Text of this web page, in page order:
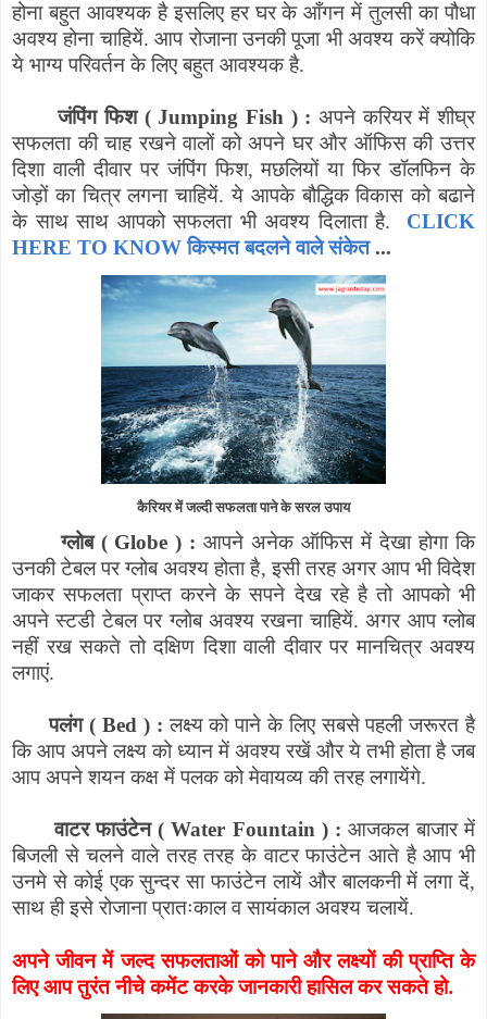
होना बहुत आवश्यक है इसलिए हर घर के आँगन में तुलसी का पौधा
अवश्य होना चाहियें. आप रोजाना उनकी पूजा भी अवश्य करें क्योकि
ये भाग्य परिवर्तन के लिए बहुत आवश्यक है.
जंपिंग फिश (Jumping Fish ) : अपने करियर में शीघ्र
सफलता की चाह रखने वालों को अपने घर और ऑफिस की उत्तर
दिशा वाली दीवार पर जंपिंग फिश,मछलियों या फिर डॉलफिन के
जोड़ों का चित्र लगना चाहियें. ये आपके बौद्धिक विकास को बढाने
के साथ साथ आपको सफलता भी अवश्य दिलाता है. CLICK
HERE TO KNOW किस्मत बदलने वाले संकेत...
कैरियर में जल्दी सफलता पाने के सरल उपाय
ग्लोब (Globe) : आपने अनेक ऑफिस में देखा होगा कि
उनकी टेबल पर ग्लोब अवश्य होता है,इसी तरह अगर आप भी विदेश
जाकर सफलता प्राप्त करने के सपने देख रहे है तो आपको भी
अपने स्टडी टेबल पर ग्लोब अवश्य रखना चाहियें. अगर आप ग्लोब
नहीं रख सकते तो दक्षिण दिशा वाली दीवार पर मानचित्र अवश्य
लगाएं.
पलंग ( Bed ) : लक्ष्य को पाने के लिए सबसे पहली जरूरत है
कि आप अपने लक्ष्य को ध्यान में अवश्य रखें और ये तभी होता है जब
आप अपने शयन कक्ष में पलक को मेवायव्य की तरह लगायेंगे.
वाटर फाउंटेन ( Water Fountain ) : आजकल बाजार में
बिजली से चलने वाले तरह तरह के वाटर फाउंटेन आते है आप भी
उनमे से कोई एक सुन्दर सा फाउंटेन लायें और बालकनी में लगा दें,
साथ ही इसे रोजाना प्रातःकाल व सायंकाल अवश्य चलायें.
अपने जीवन में जल्द सफलताओं को पाने और लक्ष्यों की प्राप्ति के
लिए आप तुरंत नीचे कमेंट करके जानकारी हासिल कर सकते हो.